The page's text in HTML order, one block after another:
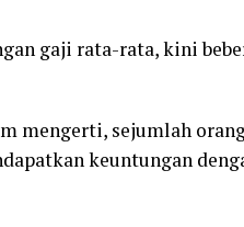
gaji rata-rata, kini
mengerti, sejumlah
keuntungan